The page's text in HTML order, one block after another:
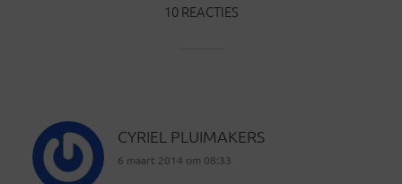
10 REACTIES
CYRIEL PLUIMAKERS
6 maart 2014 om 08:33